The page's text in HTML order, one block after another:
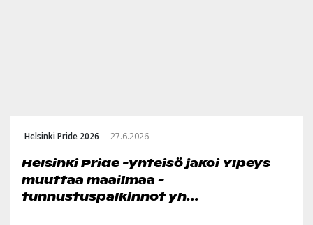
Helsinki Pride 2026 27.6.2026
Helsinki Pride -yhteisö jakoi Ylpeys
muuttaa maailmaa -
tunnustuspalkinnot yh...